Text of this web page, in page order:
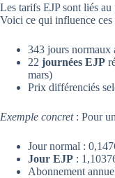
Les tarifs EJP sont liés
Voici ce qui influence ces
343 jours
22 journées EJP
mars)
Prix différenciés
Exemple concret: Pour
Jour normal :
Jour EJP :
Abonnement